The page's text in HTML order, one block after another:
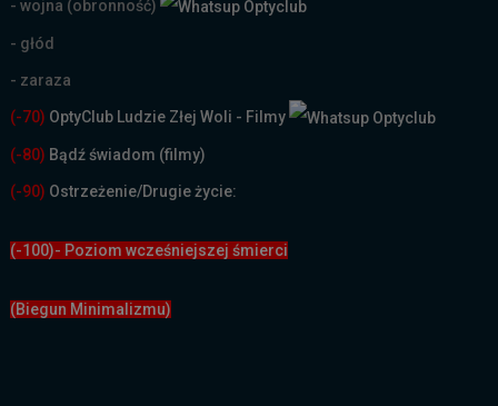
- wojna (obronność)
- głód
- zaraza
(-70) OptyClub Ludzie Złej Woli - Filmy
(-80) Bądź świadom (filmy)
(-90) Ostrzeżenie/Drugie życie:
(-100)- Poziom wcześniejszej śmierci
(Biegun Minimalizmu)